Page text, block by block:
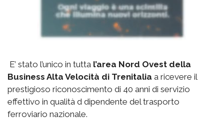
E’ stato l’unico in tutta l’area Nord Ovest della
Business Alta Velocità di Trenitalia a ricevere il
prestigioso riconoscimento di 40 anni di servizio
effettivo in qualità d dipendente del trasporto
ferroviario nazionale.